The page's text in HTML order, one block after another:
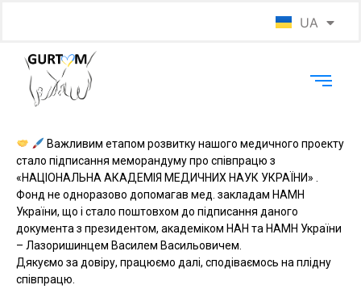
UA
EN
Важливим етапом розвитку нашого медичного проекту
стало підписання меморандуму про співпрацю з
«НАЦІОНАЛЬНА АКАДЕМІЯ МЕДИЧНИХ НАУК УКРАЇНИ» .
Фонд не одноразово допомагав мед. закладам НАМН
України, що і стало поштовхом до підписання даного
документа з президентом, академіком НАН та НАМН України
– Лазоришинцем Василем Васильовичем.
Дякуємо за довіру, працюємо далі, сподіваємось на плідну
співпрацю.